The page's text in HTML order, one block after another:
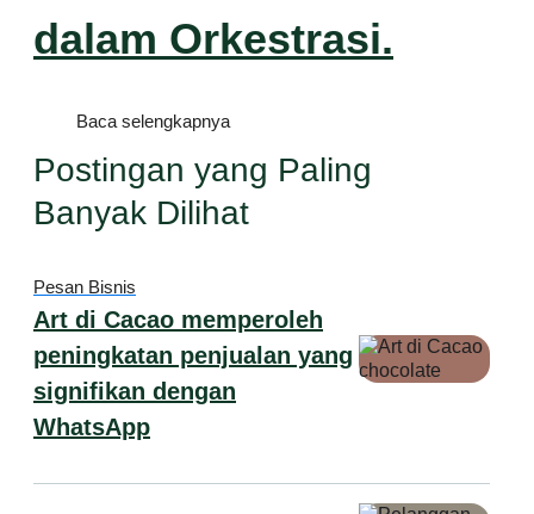
dalam Orkestrasi.
Baca selengkapnya
Postingan yang Paling
Banyak Dilihat
Pesan Bisnis
Art di Cacao memperoleh
peningkatan penjualan yang
signifikan dengan
WhatsApp